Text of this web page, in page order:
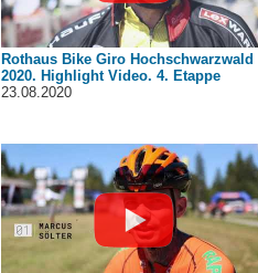
Rothaus Bike Giro Hochschwarzwald
2020. Highlight Video. 4. Etappe
23.08.2020